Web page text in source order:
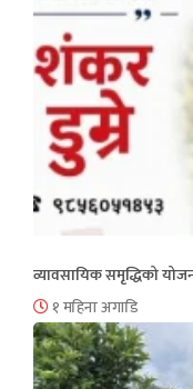
व्यावसायिक समृद्धिको
१ महिना अगाडि